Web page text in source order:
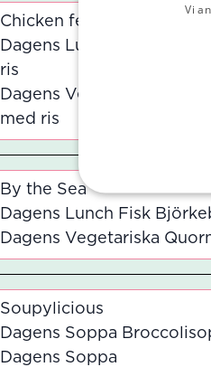
Chicken feed
Dagens Lunch
ris
Dagens Vegetariska
med ris
By the Sea
Dagens Lunch Fisk
Dagens Vegetariska
Soupylicious
Dagens Soppa
Dagens Soppa
Vi